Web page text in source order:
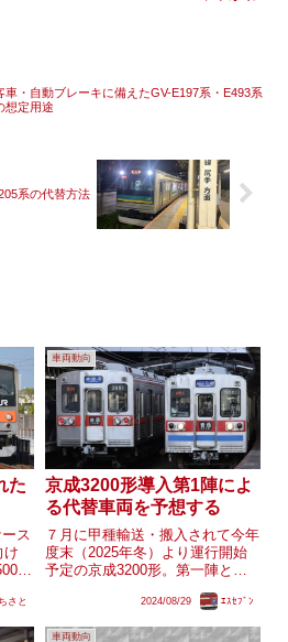
車・自動ブレーキに備えたGV-E197系・E493系
想定用途
系の代替方法
た
ス
け
ま
さと
車両動向
京成3200形導入第1陣によ
る代替車両を予想する
７月に甲種輸送・搬入されて今年
度末（2025年冬）より運行開始
予定の京成3200形。第一陣とな
（便宜上の仮名）は計6両での導
2024/08/29 ｴｽｾﾌﾞﾝ
車両動向